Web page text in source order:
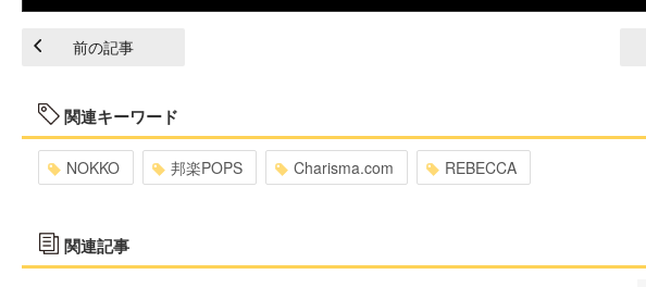
前の記事
関連キーワード
NOKKO 邦楽POPS Charisma.com REBECCA
関連記事